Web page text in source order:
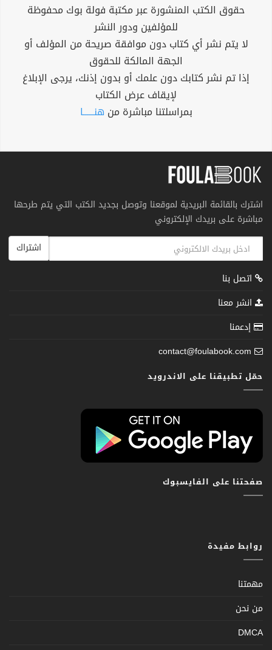
حقوق الكتب المنشورة عبر مكتبة فولة بوك محفوظة
للمؤلفين ودور النشر
لا يتم نشر أي كتاب دون موافقة صريحة من المؤلف أو
الجهة المالكة للحقوق
إذا تم نشر كتابك دون علمك أو بدون إذنك، يرجى الإبلاغ
لإيقاف عرض الكتاب
بمراسلتنا مباشرة من هنــــــا
اشترك بالقائمة البريدية لموقعنا وتوصل بجديد الكتب التي يتم طرحها
مباشرة على بريدك الإلكتروني
اشتراك
اتصل بنا
انشر معنا
إدعمنا
contact@foulabook.com
حمّل تطبيقنا على الاندرويد
صفحتنا على الفايسبوك
روابط مفيدة
مهمتنا
من نحن
DMCA